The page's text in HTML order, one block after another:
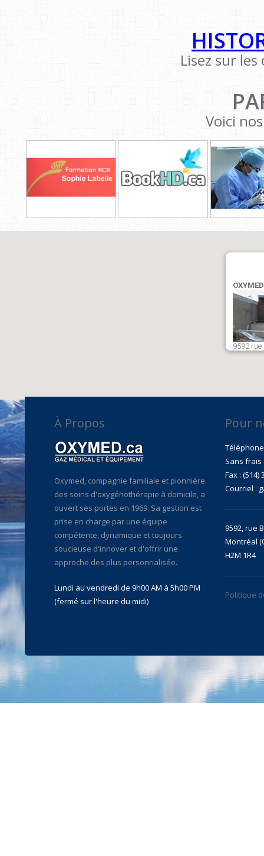
Lisez sur
Voici
9592 rue
À Propos
Oxymed, compagnie familiale et pionnière
des soins d'oxygénothérapie à domicile, a
ouvert ses portes en 1969. Sa gestion est
prise en charge par une équipe
compétente, dynamique et toujours
soucieuse d'innover et d'offrir une
approche des plus personnalisée.
Lundi au vendredi de 9h00 AM à 5h00 PM
(fermé sur l'heure du midi)
Pour
Téléphone
Sans frais
Fax : (514)
Courriel :
9592, rue
Montréal
H2M 1R4
Politique